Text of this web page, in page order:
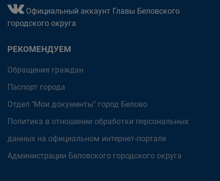
Официальный аккаунт Главы Беловского
городского округа
РЕКОМЕНДУЕМ
Обращения граждан
Паспорт города
Отдел "Мои документы" город Белово
Политика в отношении обработки персональных
данных на официальном интернет-портале
Администрации Беловского городского округа